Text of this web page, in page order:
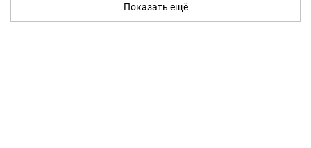
Показать ещё